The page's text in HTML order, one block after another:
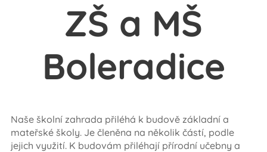
ZŠ a MŠ
Boleradice
Naše školní zahrada přiléhá k budově základní a
mateřské školy. Je členěna na několik částí, podle
jejich využití. K budovám přiléhají přírodní učebny a